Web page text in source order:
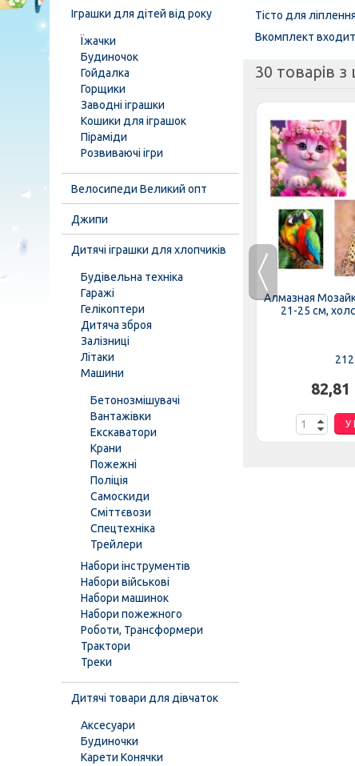
Тісто для
Вкомплект
30 товарів з
Конструктор "Технотроник"
3992 Мега у валізі, "ТехноК"
Алмазная
21-25 см,
82,81
У
Іграшки для дітей від року
Їжачки
Будиночок
Гойдалка
Горщики
Заводні іграшки
Кошики для іграшок
Піраміди
Розвиваючі ігри
Велосипеди Великий опт
Джипи
Дитячі іграшки для хлопчиків
Будівельна техніка
Гаражі
Гелікоптери
Дитяча зброя
Залізниці
Літаки
Машини
Бетонозмішувачі
Вантажівки
Екскаватори
Крани
Пожежні
Поліція
Самоскиди
Сміттєвози
Спецтехніка
Трейлери
Набори інструментів
Набори військові
Набори машинок
Набори пожежного
Роботи, Трансформери
Трактори
Треки
Дитячі товари для дівчаток
Аксесуари
Будиночки
Карети Конячки